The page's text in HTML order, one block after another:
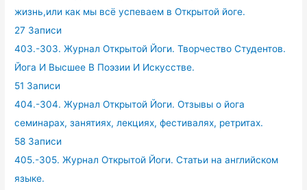
жизнь,или как мы всё успеваем в Открытой йоге.
27 Записи
403.-303. Журнал Открытой Йоги. Творчество Студентов.
Йога И Высшее В Поэзии И Искусстве.
51 Записи
404.-304. Журнал Открытой Йоги. Отзывы о йога
семинарах, занятиях, лекциях, фестивалях, ретритах.
58 Записи
405.-305. Журнал Открытой Йоги. Статьи на английском
языке.